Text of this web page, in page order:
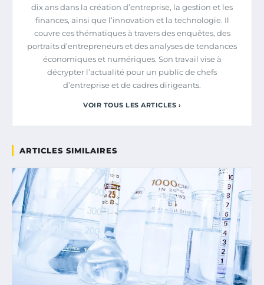
dix ans dans la création d’entreprise, la gestion et les
finances, ainsi que l’innovation et la technologie. Il
couvre ces thématiques à travers des enquêtes, des
portraits d’entrepreneurs et des analyses de tendances
économiques et numériques. Son travail vise à
décrypter l’actualité pour un public de chefs
d’entreprise et de cadres dirigeants.
VOIR TOUS LES ARTICLES ›
ARTICLES SIMILAIRES